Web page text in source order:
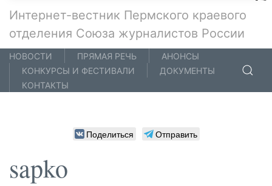
Интернет-вестник Пермского краевого
отделения Союза журналистов России
НОВОСТИ ПРЯМАЯ РЕЧЬ
АНОНСЫ
КОНКУРСЫ И ФЕСТИВАЛИ
ДОКУМЕНТЫ
КОНТАКТЫ
Поделиться Отправить
sapko